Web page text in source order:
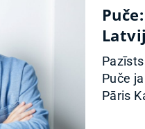
Puče
Pāris